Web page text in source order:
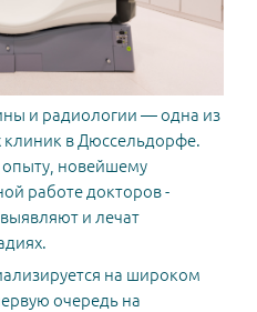
и радиологии — одна из
клиник в Дюссельдорфе.
опыту, новейшему
работе докторов -
и лечат
на широком
очередь на